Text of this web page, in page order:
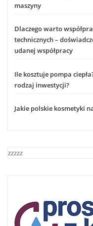
maszyny
Dlaczego warto
technicznych –
udanej współpracy
Ile kosztuje pompa
rodzaj inwestycji?
Jakie polskie kosmetyki
zzzzz